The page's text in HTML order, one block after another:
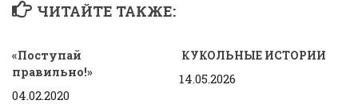
ЧИТАЙТЕ ТАКЖЕ:
«Поступай
правильно!»
04.02.2020
КУКОЛЬНЫЕ ИСТОРИИ
14.05.2026